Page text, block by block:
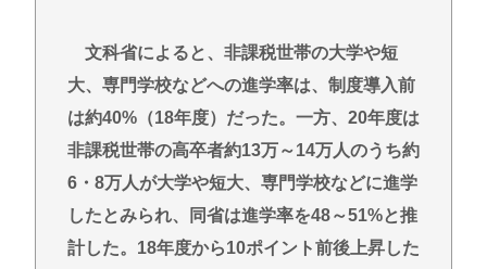
文科省によると、非課税世帯の大学や短
大、専門学校などへの進学率は、制度導入前
は約40%（18年度）だった。一方、20年度は
非課税世帯の高卒者約13万～14万人のうち約
6・8万人が大学や短大、専門学校などに進学
したとみられ、同省は進学率を48～51%と推
計した。18年度から10ポイント前後上昇した